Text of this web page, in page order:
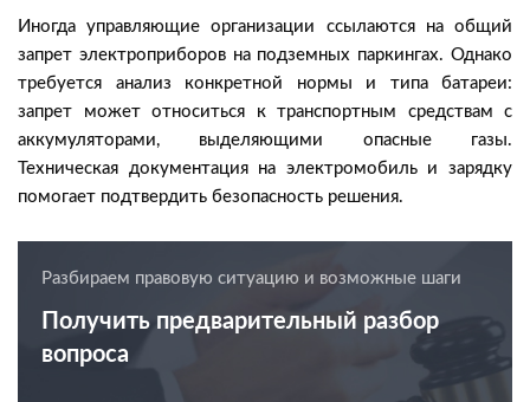
Иногда управляющие организации ссылаются на общий
запрет электроприборов на подземных паркингах. Однако
требуется анализ конкретной нормы и типа батареи:
запрет может относиться к транспортным средствам с
аккумуляторами, выделяющими опасные газы.
Техническая документация на электромобиль и зарядку
помогает подтвердить безопасность решения.
Разбираем правовую ситуацию и возможные шаги
Получить предварительный разбор
вопроса